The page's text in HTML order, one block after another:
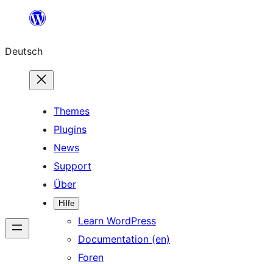
springen
Deutsch
Themes
Plugins
News
Support
Über
Hilfe
Learn WordPress
Documentation (en)
Foren